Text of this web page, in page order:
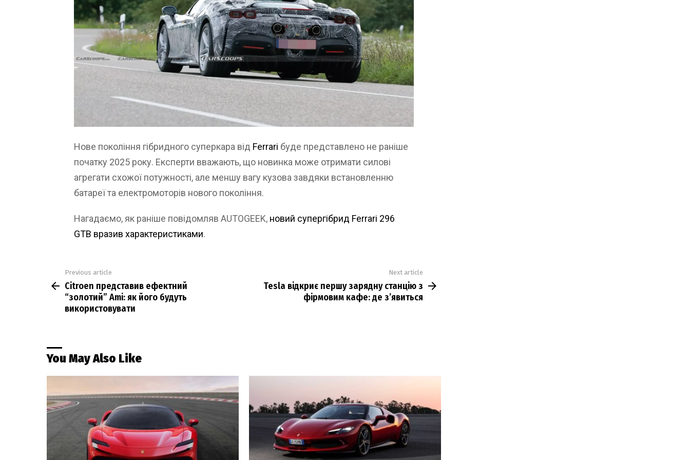
Нове покоління гібридного суперкара від Ferrari буде представлено не раніше
початку 2025 року. Експерти вважають, що новинка може отримати силові
агрегати схожої потужності, але меншу вагу кузова завдяки встановленню
батареї та електромоторів нового покоління.
Нагадаємо, як раніше повідомляв AUTOGEEK, новий супергібрид Ferrari 296
GTB вразив характеристиками.
more
Previous article
Citroen представив ефектний
“золотий” Ami: як його будуть
використовувати
Next article
Tesla відкриє першу зарядну станцію з
фірмовим кафе: де з’явиться
You May Also Like